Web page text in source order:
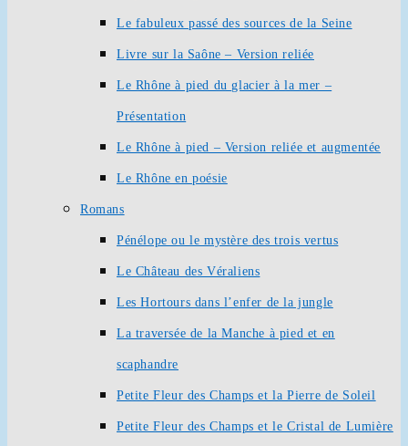
Le fabuleux passé des sources de la Seine
Livre sur la Saône – Version reliée
Le Rhône à pied du glacier à la mer –
Présentation
Le Rhône à pied – Version reliée et augmentée
Le Rhône en poésie
Romans
Pénélope ou le mystère des trois vertus
Le Château des Véraliens
Les Hortours dans l’enfer de la jungle
La traversée de la Manche à pied et en
scaphandre
Petite Fleur des Champs et la Pierre de Soleil
Petite Fleur des Champs et le Cristal de Lumière